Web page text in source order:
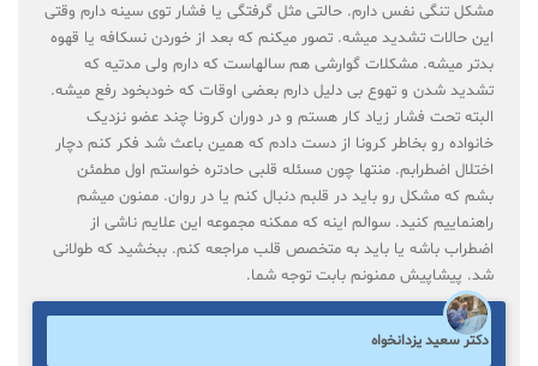
مشکل تنگی نفس دارم. حالتی مثل گرفتگی یا فشار توی سینه دارم وقتی
این حالات تشدید میشه. تصور میکنم که بعد از خوردن نسکافه یا قهوه
بدتر میشه. مشکلات گوارشی هم سالهاست که دارم ولی مدتیه که
تشدید شدن و تهوع بی دلیل دارم بعضی اوقات که خودبخود رفع میشه.
البته تحت فشار زیاد کار هستم و در دوران کرونا چند عضو نزدیک
خانواده رو بخاطر کرونا از دست دادم که همین باعث شد فکر کنم دچار
اختلال اضطرابم. منتها چون مسئله قلبی حادتره خواستم اول مطمئن
بشم که مشکل رو باید در قلبم دنبال کنم یا در روان. ممنون میشم
راهنماییم کنید. سوالم اینه که ممکنه مجموعه این علایم ناشی از
اضطراب باشه یا باید به متخصص قلب مراجعه کنم. ببخشید که طولانی
شد. پیشاپیش ممنونم بابت توجه شما.
دکتر سعید یزدانخواه